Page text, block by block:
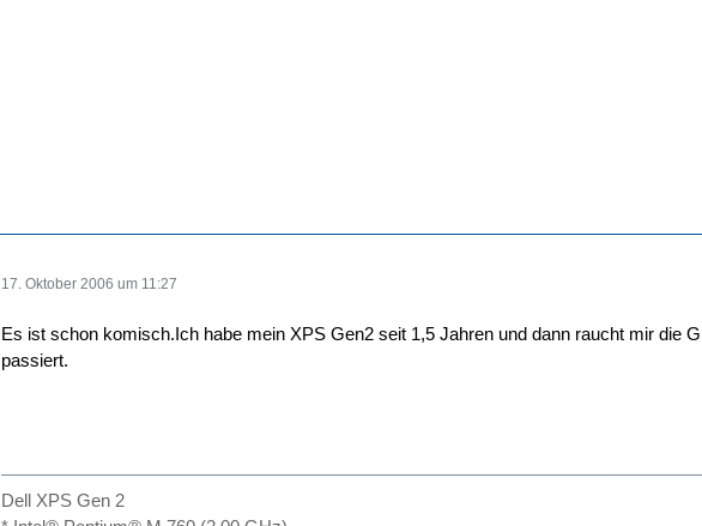
17. Oktober 2006 um 11:27
Es ist schon komisch.Ich habe mein XPS Gen2 seit 1,5 Jahren und dann raucht mir die
passiert.
Dell XPS Gen 2